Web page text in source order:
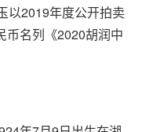
以2019年度公开拍卖
币名列《2020胡润中